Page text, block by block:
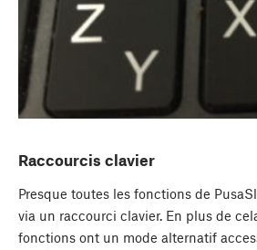
Raccourcis clavier
Presque toutes les fonctions de
via un raccourci clavier. En plus de
fonctions ont un mode alternatif